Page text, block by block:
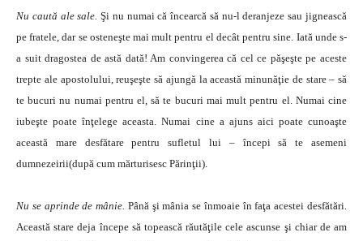
Nu caută ale sale. Şi nu numai că încearcă să nu-l deranjeze sau jignească
pe fratele, dar se osteneşte mai mult pentru el decât pentru sine. Iată unde s-
a suit dragostea de astă dată! Am convingerea că cel ce păşeşte pe aceste
trepte ale apostolului, reuşeşte să ajungă la această minunăţie de stare – să
te bucuri nu numai pentru el, să te bucuri mai mult pentru el. Numai cine
iubeşte poate înţelege aceasta. Numai cine a ajuns aici poate cunoaşte
această mare desfătare pentru sufletul lui – începi să te asemeni
dumnezeirii(după cum mărturisesc Părinţii).
Nu se aprinde de mânie. Până şi mânia se înmoaie în faţa acestei desfătări.
Această stare deja începe să topească răutăţile cele ascunse şi chiar de am